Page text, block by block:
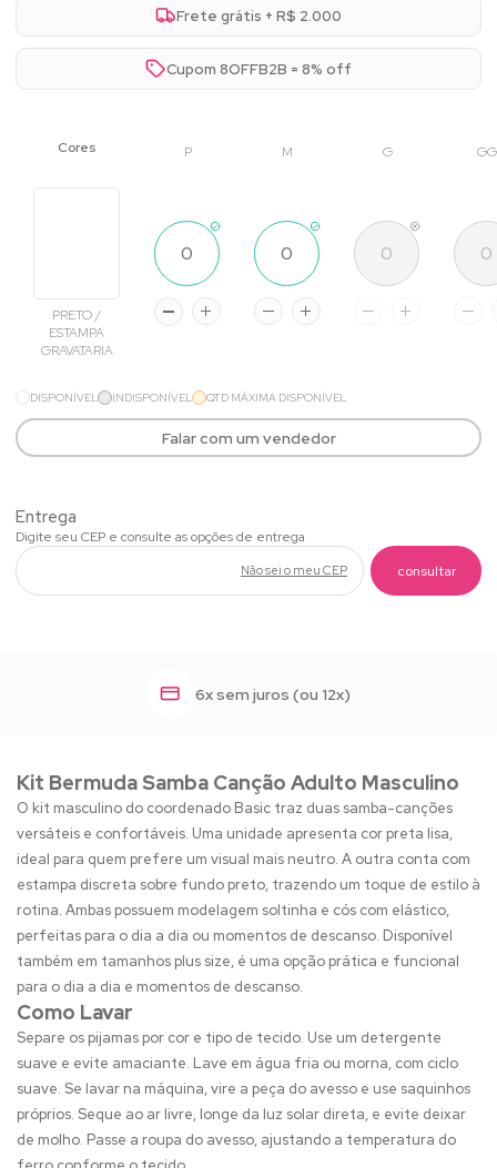
Frete grátis + R$ 2.000
Cupom 8OFFB2B = 8% off
P M G GG
PRETO /
ESTAMPA
GRAVATARIA
DISPONÍVEL INDISPONÍVEL QTD MÁXIMA DISPONÍVEL
Falar com um vendedor
Não sei o meu CEP
6x sem juros (ou 12x)
Kit Bermuda Samba Canção Adulto Masculino
O kit masculino do coordenado Basic traz duas samba-canções
versáteis e confortáveis. Uma unidade apresenta cor preta lisa,
ideal para quem prefere um visual mais neutro. A outra conta com
estampa discreta sobre fundo preto, trazendo um toque de estilo à
rotina. Ambas possuem modelagem soltinha e cós com elástico,
perfeitas para o dia a dia ou momentos de descanso. Disponível
também em tamanhos plus size, é uma opção prática e funcional
para o dia a dia e momentos de descanso.
Como Lavar
Separe os pijamas por cor e tipo de tecido. Use um detergente
suave e evite amaciante. Lave em água fria ou morna, com ciclo
suave. Se lavar na máquina, vire a peça do avesso e use saquinhos
próprios. Seque ao ar livre, longe da luz solar direta, e evite deixar
de molho. Passe a roupa do avesso, ajustando a temperatura do